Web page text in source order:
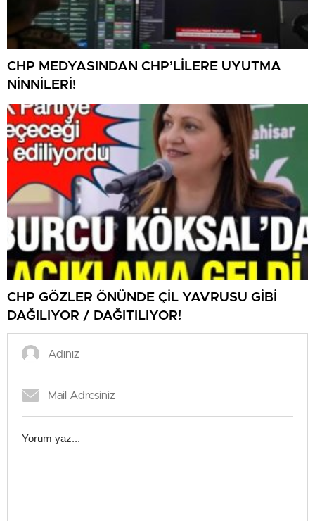
CHP MEDYASINDAN CHP’LİLERE UYUTMA
NİNNİLERİ!
CHP GÖZLER ÖNÜNDE ÇİL YAVRUSU GİBİ
DAĞILIYOR / DAĞITILIYOR!